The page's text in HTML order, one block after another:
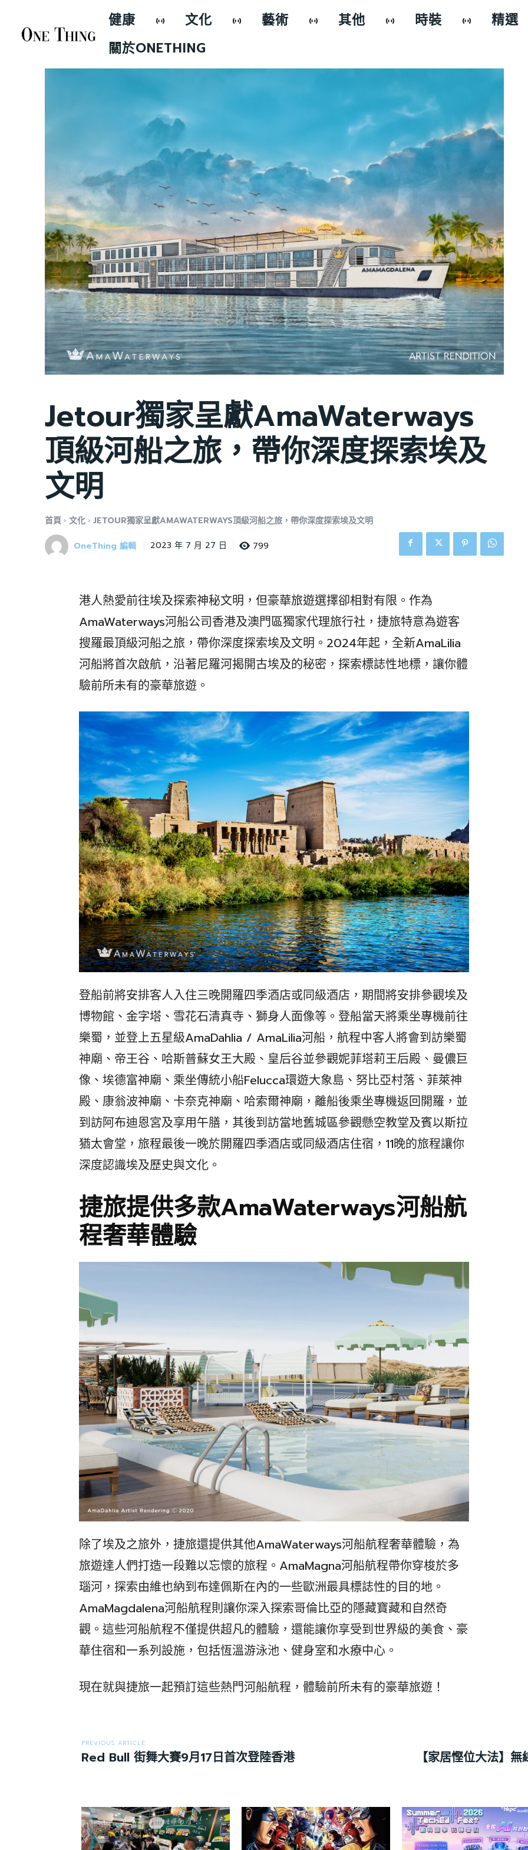
健康 文化 藝術 其他 時裝
精選
關於ONETHING
Jetour獨家呈獻AmaWaterways
頂級河船之旅，帶你深度探索埃及
文明
首頁 文化 JETOUR獨家呈獻AMAWATERWAYS頂級河船之旅，帶你深度探索埃及文明
OneThing 編輯 2023 年 7 月 27 日 799
港人熱愛前往埃及探索神秘文明，但豪華旅遊選擇卻相對有限。作為
AmaWaterways河船公司香港及澳門區獨家代理旅行社，捷旅特意為遊客
搜羅最頂級河船之旅，帶你深度探索埃及文明。2024年起，全新AmaLilia
河船將首次啟航，沿著尼羅河揭開古埃及的秘密，探索標誌性地標，讓你體
驗前所未有的豪華旅遊。
登船前將安排客人入住三晚開羅四季酒店或同級酒店，期間將安排參觀埃及
博物館、金字塔、雪花石清真寺、獅身人面像等。登船當天將乘坐專機前往
樂蜀，並登上五星級AmaDahlia / AmaLilia河船，航程中客人將會到訪樂蜀
神廟、帝王谷、哈斯普蘇女王大殿、皇后谷並參觀妮菲塔莉王后殿、曼儂巨
像、埃德富神廟、乘坐傳統小船Felucca環遊大象島、努比亞村落、菲萊神
殿、康翁波神廟、卡奈克神廟、哈索爾神廟，離船後乘坐專機返回開羅，並
到訪阿布迪恩宮及享用午膳，其後到訪當地舊城區參觀懸空教堂及賓以斯拉
猶太會堂，旅程最後一晚於開羅四季酒店或同級酒店住宿，11晚的旅程讓你
深度認識埃及歷史與文化。
捷旅提供多款AmaWaterways河船航
程奢華體驗
除了埃及之旅外，捷旅還提供其他AmaWaterways河船航程奢華體驗，為
旅遊達人們打造一段難以忘懷的旅程。AmaMagna河船航程帶你穿梭於多
瑙河，探索由維也納到布達佩斯在內的一些歐洲最具標誌性的目的地。
AmaMagdalena河船航程則讓你深入探索哥倫比亞的隱藏寶藏和自然奇
觀。這些河船航程不僅提供超凡的體驗，還能讓你享受到世界級的美食、豪
華住宿和一系列設施，包括恆溫游泳池、健身室和水療中心。
現在就與捷旅一起預訂這些熱門河船航程，體驗前所未有的豪華旅遊！
PREVIOUS ARTICLE
Red Bull 街舞大賽9月17日首次登陸香港
【家居慳位大法】